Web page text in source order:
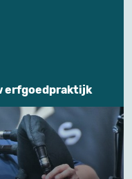
erfgoedpraktijk